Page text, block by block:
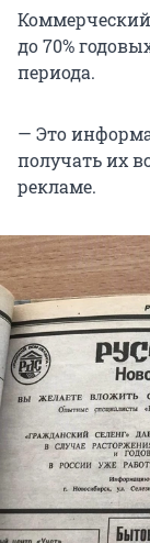
Коммерческий
до 70%
периода.
— Это
получать их
рекламе.